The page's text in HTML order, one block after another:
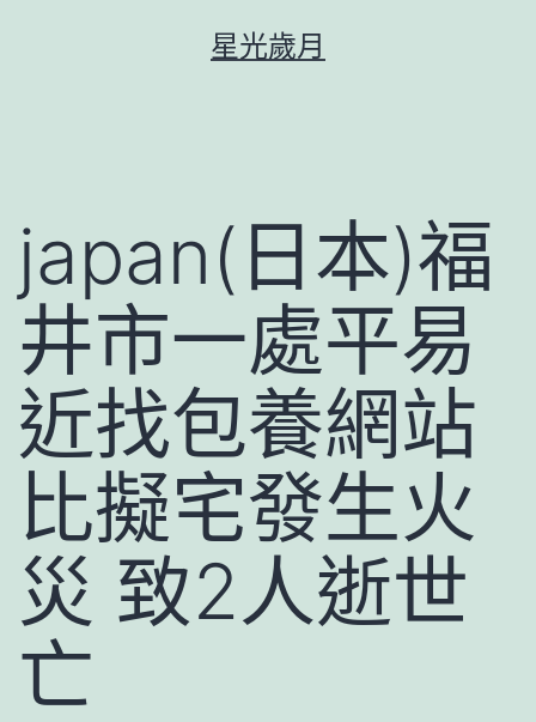
星光歲月
japan(日本)福
井市一處平易
近找包養網站
比擬宅發生火
災 致2人逝世
亡